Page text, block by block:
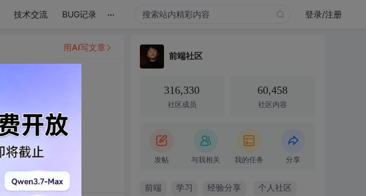
技术交流 BUG记录 ... 登录/注册
用AI写文章
前端社区
316,330
社区成员
60,458
社区内容
发帖 与我相关 我的任务 分享
前端 学习 经验分享 个人社区